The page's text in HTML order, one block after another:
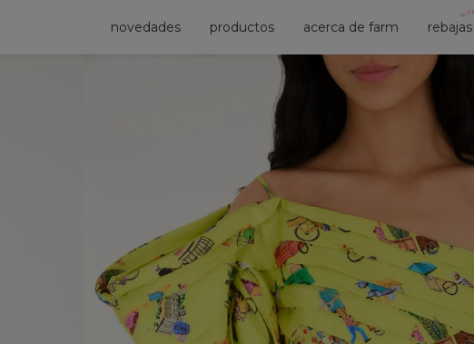
novedades productos acerca de farm rebajas